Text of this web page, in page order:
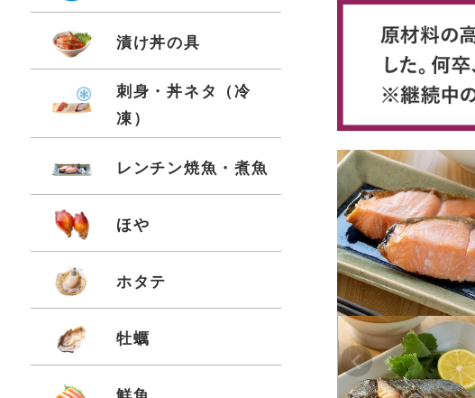
漬け丼の具
刺身・丼ネタ（冷
凍）
レンチン焼魚・煮魚
ほや
ホタテ
牡蠣